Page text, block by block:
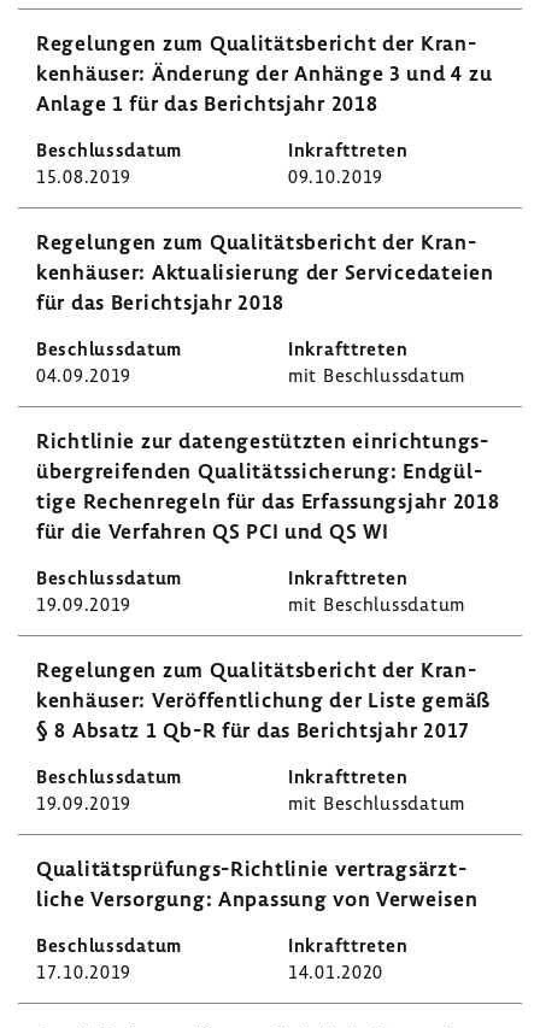
Rege­lungen zum Quali­täts­be­richt der Kran­
ken­häuser: Ände­rung der Anhänge 3 und 4 zu
Anlage 1 für das Berichts­jahr 2018
15.08.2019 09.10.2019
Rege­lungen zum Quali­täts­be­richt der Kran­
ken­häuser: Aktua­li­sie­rung der Servi­ce­da­teien
für das Berichts­jahr 2018
04.09.2019 mit Beschluss­datum
Richt­linie zur daten­ge­stützten einrich­tungs­
über­grei­fenden Quali­täts­si­che­rung: Endgül­
tige Rechen­re­geln für das Erfas­sungs­jahr 2018
für die Verfahren QS PCI und QS WI
19.09.2019 mit Beschluss­datum
Rege­lungen zum Quali­täts­be­richt der Kran­
ken­häuser: Veröf­fent­li­chung der Liste gemäß
§ 8 Absatz 1 Qb-R für das Berichts­jahr 2017
19.09.2019 mit Beschluss­datum
Qualitätsprüfungs-​Richtlinie vertrags­ärzt­
liche Versor­gung: Anpas­sung von Verweisen
17.10.2019 14.01.2020